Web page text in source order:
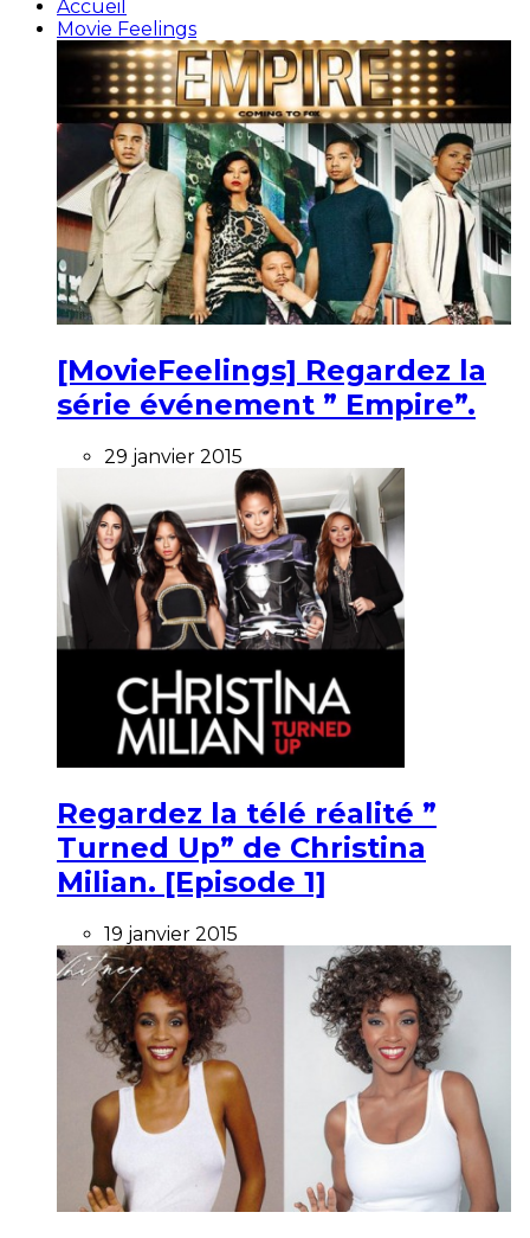
Accueil
Movie Feelings
[MovieFeelings] Regardez la
série événement ” Empire”.
29 janvier 2015
Regardez la télé réalité ”
Turned Up” de Christina
Milian. [Episode 1]
19 janvier 2015